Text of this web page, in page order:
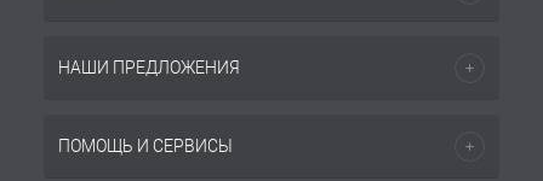
НАШИ ПРЕДЛОЖЕНИЯ
ПОМОЩЬ И СЕРВИСЫ